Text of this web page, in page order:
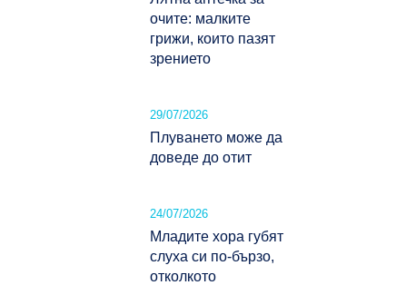
очите: малките
грижи, които пазят
зрението
29/07/2026
Плуването може да
доведе до отит
24/07/2026
Младите хора губят
слуха си по-бързо,
отколкото